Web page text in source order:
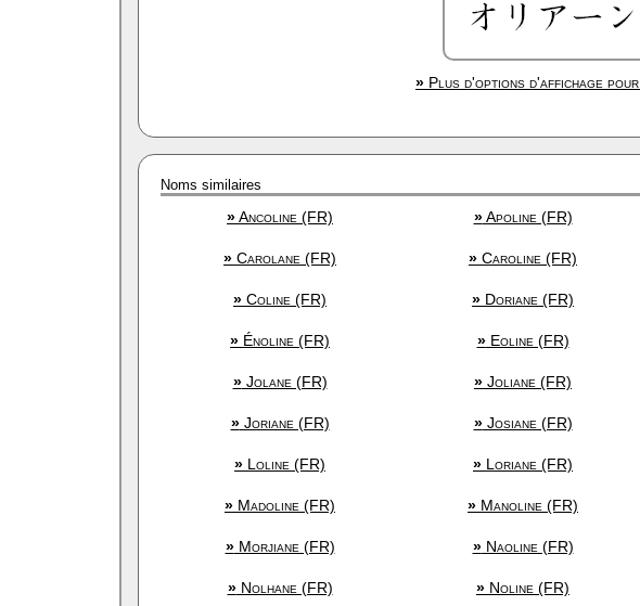
» Plus d'options d'affichage pour
Noms similaires
»Ancoline (FR) »Apoline (FR)
» Carolane (FR) » Caroline (FR)
» Coline (FR) » Doriane (FR)
» Énoline (FR) »Eoline (FR)
»Jolane (FR) » Joliane (FR)
»Joriane (FR) »Josiane (FR)
» Loline (FR) » Loriane (FR)
» Madoline (FR) » Manoline (FR)
»Morjiane (FR) »Naoline (FR)
»Nolhane (FR) » Noline (FR)